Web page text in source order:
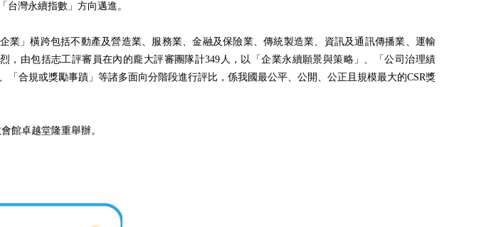
灣永續指數」方向邁進。
業」橫跨包括不動產及營造業、服務業、金融及保險業、傳統製造業、資訊及通訊傳播業、運輸
由包括志工評審員在內的龐大評審團隊計349人，以「企業永續願景與策略」、「公司治理績
合規或獎勵事蹟」等諸多面向分階段進行評比，係我國最公平、公開、公正且規模最大的CSR獎
館卓越堂隆重舉辦。